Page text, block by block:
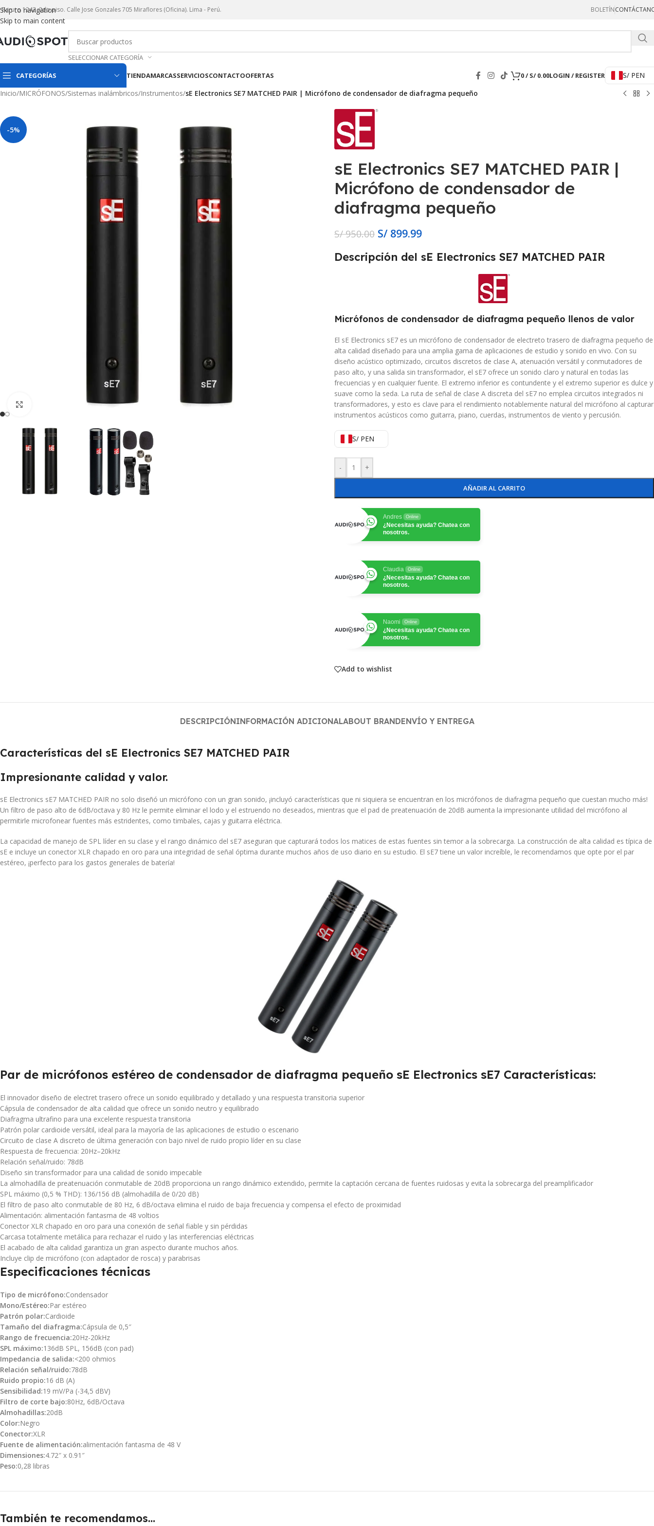
Skip to navigation
Skip to main content
Paruro 1242. 2do piso. Calle Jose Gonzales 705 Miraflores (Oficina). Lima - Perú. BOLETÍN
SELECCIONAR CATEGORÍA
CATEGORÍAS TIENDAMARCASSERVICIOSCONTACTOOFERTAS 0/ S/0.00LOGIN / REGISTER
S/ PEN
Inicio/MICRÓFONOS/Sistemas inalámbricos/Instrumentos/sE Electronics SE7 MATCHED PAIR | Micrófono de condensador de diafragma pequeño
-5%
sE Electronics SE7 MATCHED PAIR |
Micrófono de condensador de
diafragma pequeño
S/950.00 S/899.99
Descripción del sE Electronics SE7 MATCHED PAIR
Micrófonos de condensador de diafragma pequeño llenos de valor
El sE Electronics sE7 es un micrófono de condensador de electreto trasero de diafragma pequeño de
alta calidad diseñado para una amplia gama de aplicaciones de estudio y sonido en vivo. Con su
diseño acústico optimizado, circuitos discretos de clase A, atenuación versátil y conmutadores de
paso alto, y una salida sin transformador, el sE7 ofrece un sonido claro y natural en todas las
frecuencias y en cualquier fuente. El extremo inferior es contundente y el extremo superior es dulce y
suave como la seda. La ruta de señal de clase A discreta del sE7 no emplea circuitos integrados ni
transformadores, y esto es clave para el rendimiento notablemente natural del micrófono al capturar
instrumentos acústicos como guitarra, piano, cuerdas, instrumentos de viento y percusión.
S/ PEN
- +
AÑADIR AL CARRITO
Andres Online
¿Necesitas ayuda? Chatea con
nosotros.
Claudia Online
¿Necesitas ayuda? Chatea con
nosotros.
Naomi Online
¿Necesitas ayuda? Chatea con
nosotros.
Add to wishlist
DESCRIPCIÓNINFORMACIÓN ADICIONALABOUT BRANDENVÍO Y ENTREGA
Características del sE Electronics SE7 MATCHED PAIR
Impresionante calidad y valor.
sE Electronics sE7 MATCHED PAIR no solo diseñó un micrófono con un gran sonido, ¡incluyó características que ni siquiera se encuentran en los micrófonos de diafragma pequeño que cuestan mucho más!
Un filtro de paso alto de 6dB/octava y 80 Hz le permite eliminar el lodo y el estruendo no deseados, mientras que el pad de preatenuación de 20dB aumenta la impresionante utilidad del micrófono al
permitirle microfonear fuentes más estridentes, como timbales, cajas y guitarra eléctrica.
La capacidad de manejo de SPL líder en su clase y el rango dinámico del sE7 aseguran que capturará todos los matices de estas fuentes sin temor a la sobrecarga. La construcción de alta calidad es típica de
sE e incluye un conector XLR chapado en oro para una integridad de señal óptima durante muchos años de uso diario en su estudio. El sE7 tiene un valor increíble, le recomendamos que opte por el par
estéreo, ¡perfecto para los gastos generales de batería!
Par de micrófonos estéreo de condensador de diafragma pequeño sE Electronics sE7 Características:
El innovador diseño de electret trasero ofrece un sonido equilibrado y detallado y una respuesta transitoria superior
Cápsula de condensador de alta calidad que ofrece un sonido neutro y equilibrado
Diafragma ultrafino para una excelente respuesta transitoria
Patrón polar cardioide versátil, ideal para la mayoría de las aplicaciones de estudio o escenario
Circuito de clase A discreto de última generación con bajo nivel de ruido propio líder en su clase
Respuesta de frecuencia: 20Hz–20kHz
Relación señal/ruido: 78dB
Diseño sin transformador para una calidad de sonido impecable
La almohadilla de preatenuación conmutable de 20dB proporciona un rango dinámico extendido, permite la captación cercana de fuentes ruidosas y evita la sobrecarga del preamplificador
SPL máximo (0,5 % THD): 136/156 dB (almohadilla de 0/20 dB)
El filtro de paso alto conmutable de 80 Hz, 6 dB/octava elimina el ruido de baja frecuencia y compensa el efecto de proximidad
Alimentación: alimentación fantasma de 48 voltios
Conector XLR chapado en oro para una conexión de señal fiable y sin pérdidas
Carcasa totalmente metálica para rechazar el ruido y las interferencias eléctricas
El acabado de alta calidad garantiza un gran aspecto durante muchos años.
Incluye clip de micrófono (con adaptador de rosca) y parabrisas
Especificaciones técnicas
Tipo de micrófono:Condensador
Mono/Estéreo:Par estéreo
Patrón polar:Cardioide
Tamaño del diafragma:Cápsula de 0,5″
Rango de frecuencia:20Hz-20kHz
SPL máximo:136dB SPL, 156dB (con pad)
Impedancia de salida:<200 ohmios
Relación señal/ruido:78dB
Ruido propio:16 dB (A)
Sensibilidad:19 mV/Pa (-34,5 dBV)
Filtro de corte bajo:80Hz, 6dB/Octava
Almohadillas:20dB
Color:Negro
Conector:XLR
Fuente de alimentación:alimentación fantasma de 48 V
Dimensiones:4.72″ x 0.91″
Peso:0,28 libras
También te recomendamos…